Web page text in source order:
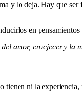
y lo deja. Hay que
en pensamientos
amor, envejecer y la
tienen ni la